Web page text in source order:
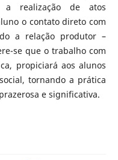
a realização de atos
o contato direto com
a relação produtor –
se que o trabalho com
propiciará aos alunos
tornando a prática
e significativa.